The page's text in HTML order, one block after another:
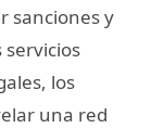
sanciones y
los
una red